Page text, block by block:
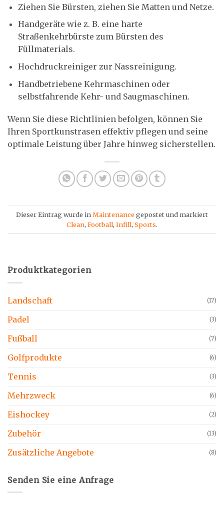
Ziehen Sie Bürsten, ziehen Sie Matten und Netze.
Handgeräte wie z. B. eine harte
Straßenkehrbürste zum Bürsten des
Füllmaterials.
Hochdruckreiniger zur Nassreinigung.
Handbetriebene Kehrmaschinen oder
selbstfahrende Kehr- und Saugmaschinen.
Wenn Sie diese Richtlinien befolgen, können Sie
Ihren Sportkunstrasen effektiv pflegen und seine
optimale Leistung über Jahre hinweg sicherstellen.
Dieser Eintrag wurde inMaintenancegepostet und markiert
Clean, Football, Infill, Sports.
Produktkategorien
Landschaft (17)
Padel (3)
Fußball (7)
Golfprodukte (6)
Tennis (3)
Mehrzweck (6)
Eishockey (2)
Zubehör (13)
Zusätzliche Angebote (8)
Senden Sie eine Anfrage